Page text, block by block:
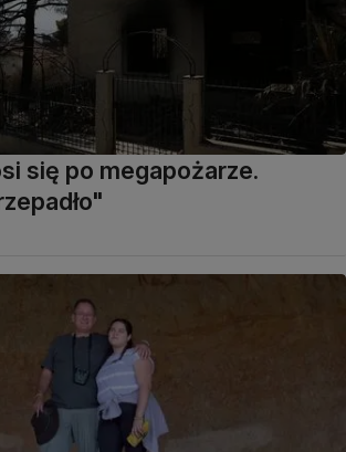
się po megapożarze.